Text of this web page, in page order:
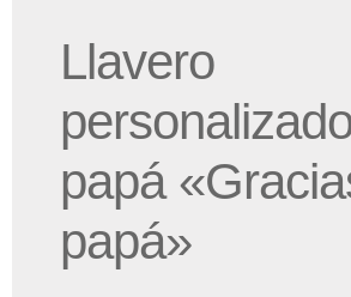
Llavero
papá
papá»